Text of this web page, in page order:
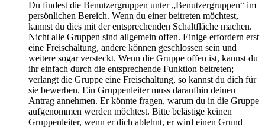
Du findest die Benutzergruppen unter „Benutzergruppen“ im
persönlichen Bereich. Wenn du einer beitreten möchtest,
kannst du dies mit der entsprechenden Schaltfläche machen.
Nicht alle Gruppen sind allgemein offen. Einige erfordern erst
eine Freischaltung, andere können geschlossen sein und
weitere sogar versteckt. Wenn die Gruppe offen ist, kannst du
ihr einfach durch die entsprechende Funktion beitreten;
verlangt die Gruppe eine Freischaltung, so kannst du dich für
sie bewerben. Ein Gruppenleiter muss daraufhin deinen
Antrag annehmen. Er könnte fragen, warum du in die Gruppe
aufgenommen werden möchtest. Bitte belästige keinen
Gruppenleiter, wenn er dich ablehnt, er wird einen Grund